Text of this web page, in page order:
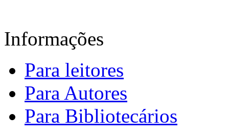
Informações
Para leitores
Para Autores
Para Bibliotecários